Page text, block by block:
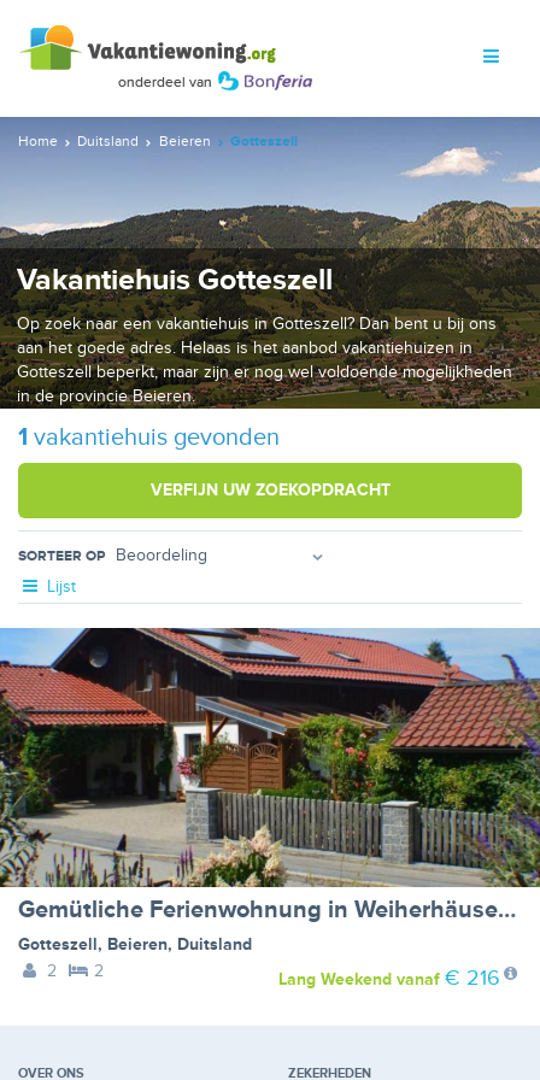
Home Duitsland Beieren Gotteszell
Vakantiehuis Gotteszell
Op zoek naar een vakantiehuis in Gotteszell? Dan bent u bij ons
aan het goede adres. Helaas is het aanbod vakantiehuizen in
Gotteszell beperkt, maar zijn er nog wel voldoende mogelijkheden
in de provincie Beieren.
1 vakantiehuis gevonden
VERFIJN UW ZOEKOPDRACHT
SORTEER OP
Lijst
Gemütliche Ferienwohnung in Weiherhäuser mit Garten und Terrasse
Gotteszell, Beieren, Duitsland
2
2 Lang Weekendvanaf € 216
OVER ONS ZEKERHEDEN